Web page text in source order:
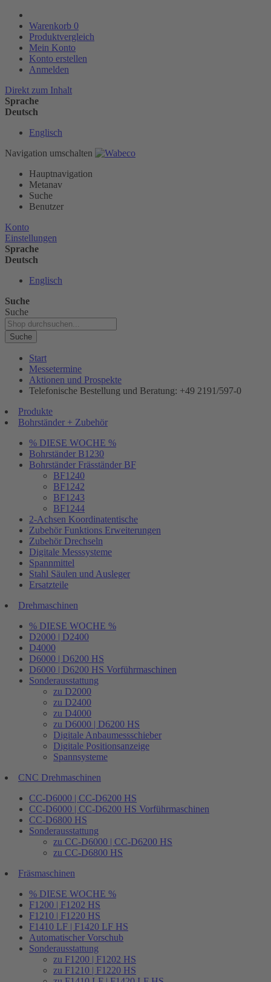
Warenkorb 0
Produktvergleich
Mein Konto
Konto erstellen
Anmelden
Direkt zum Inhalt
Sprache
Deutsch
Englisch
Navigation umschalten
Hauptnavigation
Metanav
Suche
Benutzer
Konto
Einstellungen
Sprache
Deutsch
Englisch
Suche
Suche
Suche
Start
Messetermine
Aktionen und Prospekte
Telefonische Bestellung und Beratung: +49 2191/597-0
Produkte
Bohrständer + Zubehör
% DIESE WOCHE %
Bohrständer B1230
Bohrständer Fräsständer BF
BF1240
BF1242
BF1243
BF1244
2-Achsen Koordinatentische
Zubehör Funktions Erweiterungen
Zubehör Drechseln
Digitale Messsysteme
Spannmittel
Stahl Säulen und Ausleger
Ersatzteile
Drehmaschinen
% DIESE WOCHE %
D2000 | D2400
D4000
D6000 | D6200 HS
D6000 | D6200 HS Vorführmaschinen
Sonderausstattung
zu D2000
zu D2400
zu D4000
zu D6000 | D6200 HS
Digitale Anbaumessschieber
Digitale Positionsanzeige
Spannsysteme
CNC Drehmaschinen
CC-D6000 | CC-D6200 HS
CC-D6000 | CC-D6200 HS Vorführmaschinen
CC-D6800 HS
Sonderausstattung
zu CC-D6000 | CC-D6200 HS
zu CC-D6800 HS
Fräsmaschinen
% DIESE WOCHE %
F1200 | F1202 HS
F1210 | F1220 HS
F1410 LF | F1420 LF HS
Automatischer Vorschub
Sonderausstattung
zu F1200 | F1202 HS
zu F1210 | F1220 HS